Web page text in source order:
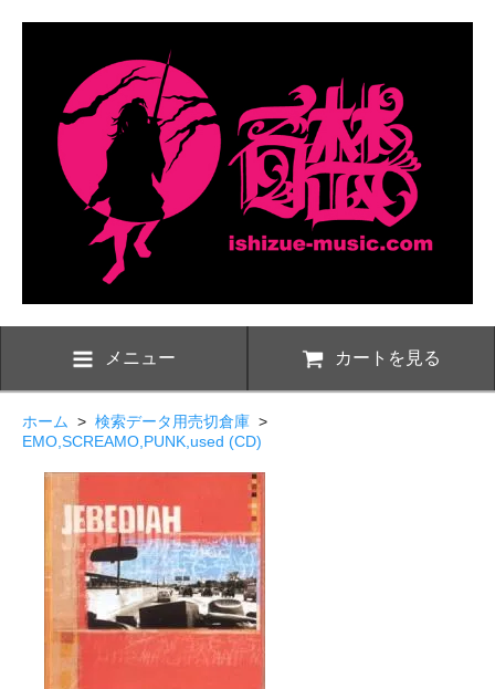
メニュー カートを見る
ホーム > 検索データ用売切倉庫 >
EMO,SCREAMO,PUNK,used (CD)